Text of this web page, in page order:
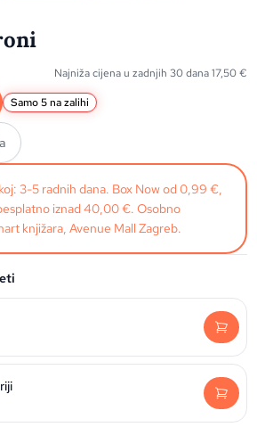
Najniža cijena u zadnjih 30 dana17,50€
Samo 5 na zalihi
3-5 radnih dana. Box Now od 0,99 €,
iznad 40,00 €. Osobno
knjižara, Avenue Mall Zagreb.